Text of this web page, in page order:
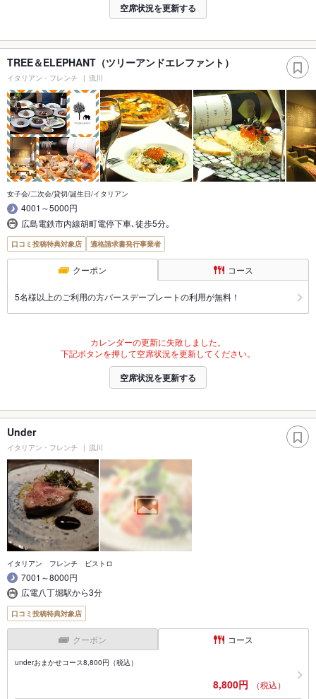
空席状況を更新する
TREE＆ELEPHANT（ツリーアンドエレファント）
イタリアン・フレンチ 流川
女子会/二次会/貸切/誕生日/イタリアン
4001～5000円
広島電鉄市内線胡町電停下車､徒歩5分｡
口コミ投稿特典対象店 適格請求書発行事業者
クーポン コース
5名様以上のご利用の方バースデープレートの利用が無料！
カレンダーの更新に失敗しました。
下記ボタンを押して空席状況を更新してください。
空席状況を更新する
Under
イタリアン・フレンチ 流川
イタリアン フレンチ ビストロ
7001～8000円
広電八丁堀駅から3分
口コミ投稿特典対象店
クーポン コース
underおまかせコース8,800円（税込）
8,800円 （税込）